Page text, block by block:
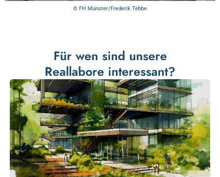
© FH Münster/Frederik Tebbe
Für wen sind unsere
Reallabore interessant?